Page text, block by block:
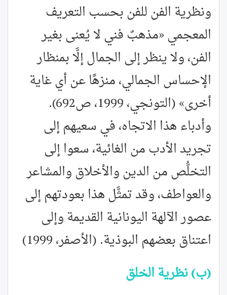
ونظرية الفن للفن بحسب التعريف
المعجمي «مذهبٌ فني لا يُعنى بغير
الفن، ولا ينظر إلى الجمال إلَّا بمنظار
الإحساس الجمالي، منزهًا عن أي غاية
أخرى» (التونجي، 1999، ص692).
وأدباء هذا الاتجاه، في سعيهم إلى
تجريد الأدب من الغائية، سعوا إلى
التخلُّص من الدين والأخلاق والمشاعر
والعواطف، وقد تمثَّل هذا بعودتهم إلى
عصور الآلهة اليونانية القديمة وإلى
اعتناق بعضهم البوذية. (الأصفر، 1999)
(ب) نظرية الخلق